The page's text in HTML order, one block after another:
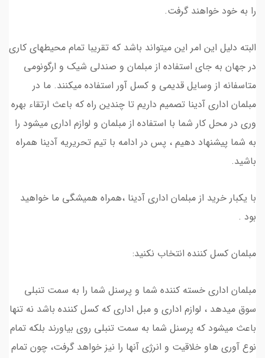
را به خود خواهند گرفت.
البته دلیل این امر این میتواند باشد که تقریبا تمام محیطهای کاری
در جهان به جای استفاده از مبلمان و صندلی شیک و ارگونومی
متاسفانه از وسایل قدیمی و کسل آور استفاده میکنند. ما در
مبلمان اداری آدینا تصمیم داریم تا چندین راه که باعث ارتقاء بهره
وری در محل کار شما با استفاده از مبلمان و لوازم اداری میشود را
به شما پیشنهاد دهیم ، پس در ادامه با تیم تحریریه آدینا همراه
باشید.
با یکبار خرید از مبلمان اداری آدینا ،همراه همیشگی ما خواهید
بود .
مبلمان کسل کننده انتخاب نکنید:
مبلمان اداری خسته کننده شما و پرسنل شما را به سمت تنبلی
سوق میدهد ، لوازم اداری و مبل اداری که کسل کننده باشد نه تنها
باعث میشود که پرسنل شما به سمت تنبلی روی بیاورند بلکه تمام
نوع آوری هاو خلاقیت و انرژی آنها را نیز خواهد گرفت، چون تمام